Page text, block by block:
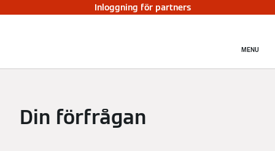
Inloggning för partners
MENU
Din förfrågan